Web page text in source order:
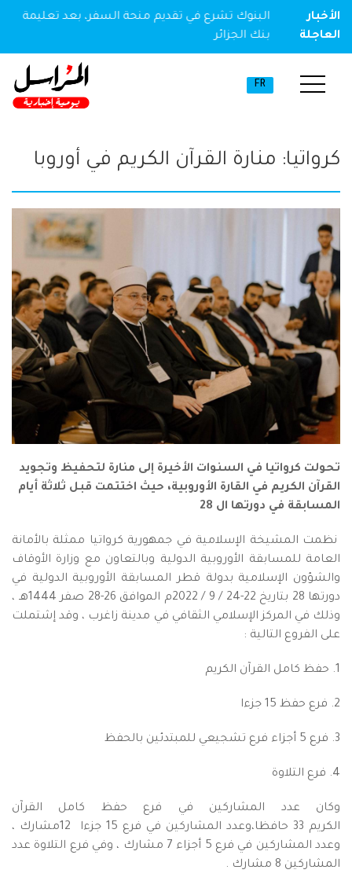
الأخبار
العاجلة
مخدر
البنوك تشرع في تقديم منحة السفر، بعد تعليمة
بنك الجزائر
FR
كرواتيا: منارة القرآن الكريم في أوروبا
تحولت كرواتيا في السنوات الأخيرة إلى منارة لتحفيظ وتجويد
القرآن الكريم في القارة الأوروبية، حيث اختتمت قبل ثلاثة أيام
المسابقة في دورتها ال 28
نظمت المشيخة الإسلامية في جمهورية كرواتيا ممثلة بالأمانة
العامة للمسابقة الأوروبية الدولية وبالتعاون مع وزارة الأوقاف
والشؤون الإسلامية بدولة قطر المسابقة الأوروبية الدولية في
دورتها 28 بتاريخ 22-24 / 9 / 2022م الموافق 26-28 صفر 1444هـ ،
وذلك في المركز الإسلامي الثقافي في مدينة زاغرب ، وقد إشتملت
على الفروع التالية :
1. حفظ كامل القرآن الكريم
2. فرع حفظ 15 جزءا
3. فرع 5 أجزاء فرع تشجيعي للمبتدئين بالحفظ
4. فرع التلاوة
وكان عدد المشاركين في فرع حفظ كامل القرآن
الكريم 33 حافظا،وعدد المشاركين في فرع 15 جزءا 12مشارك ،
وعدد المشاركين في فرع 5 أجزاء 7 مشارك ، وفي فرع التلاوة عدد
المشاركين 8 مشارك .